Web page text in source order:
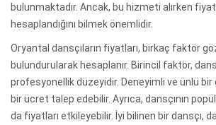
bulunmaktadır. Ancak, bu hizmeti alırken
hesaplandığını bilmek önemlidir.
Oryantal dansçıların fiyatları, birkaç faktör
bulundurularak hesaplanır. Birincil faktör,
profesyonellik düzeyidir. Deneyimli ve ünlü bir
bir ücret talep edebilir. Ayrıca, dansçının
da fiyatları etkileyebilir. İyi bilinen bir dansçı,